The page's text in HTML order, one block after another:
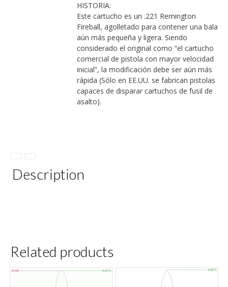
HISTORIA:
Este cartucho es un .221 Remington
Fireball, agolletado para contener una bala
aún más pequeña y ligera. Siendo
considerado el original como “el cartucho
comercial de pistola con mayor velocidad
inicial”, la modificación debe ser aún más
rápida (Sólo en EE.UU. se fabrican pistolas
capaces de disparar cartuchos de fusil de
asalto).
Description
Related products